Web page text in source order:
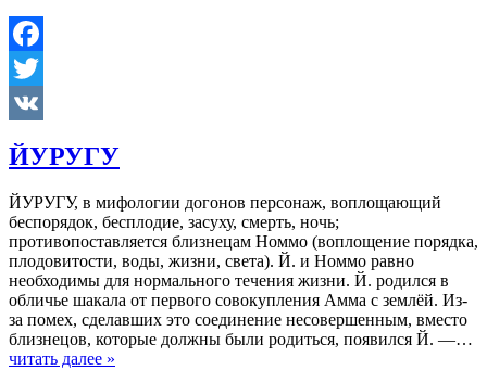
Facebook
Twitter
ЙУРУГУ
ЙУРУГУ, в мифологии догонов персонаж, воплощающий
беспорядок, бесплодие, засуху, смерть, ночь;
противопоставляется близнецам Номмо (воплощение порядка,
плодовитости, воды, жизни, света). Й. и Номмо равно
необходимы для нормального течения жизни. Й. родился в
обличье шакала от первого совокупления Амма с землёй. Из-
за помех, сделавших это соединение несовершенным, вместо
близнецов, которые должны были родиться, появился Й. —…
читать далее »